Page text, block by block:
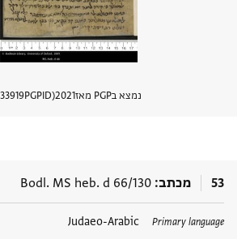
נמצא בPGP מאז 2021
PGPID
33919
53 מכתב Bodl. MS heb. d 66/130
Primary language
Judaeo-Arabic תגים